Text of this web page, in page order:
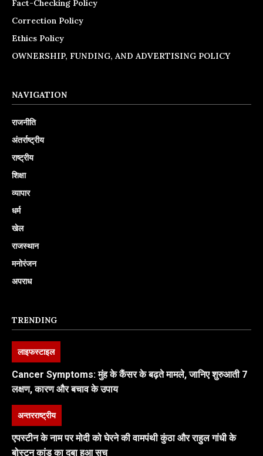
Fact-Checking Policy
Correction Policy
Ethics Policy
OWNERSHIP, FUNDING, AND ADVERTISING POLICY
NAVIGATION
राजनीति
अंतर्राष्ट्रीय
राष्ट्रीय
शिक्षा
व्यापार
धर्म
खेल
राजस्थान
मनोरंजन
अपराध
TRENDING
लाइफस्टाइल
Cancer Symptoms: मुंह के कैंसर के बढ़ते मामले, जानिए शुरुआती 7
लक्षण, कारण और बचाव के उपाय
अन्तरराष्ट्रीय
एपस्टीन के नाम पर मोदी को घेरने की वामपंथी कुंठा और राहुल गांधी के
बोस्टन कांड का दबा हुआ सच